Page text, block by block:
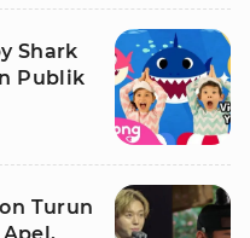
Shark
Publik
Turun